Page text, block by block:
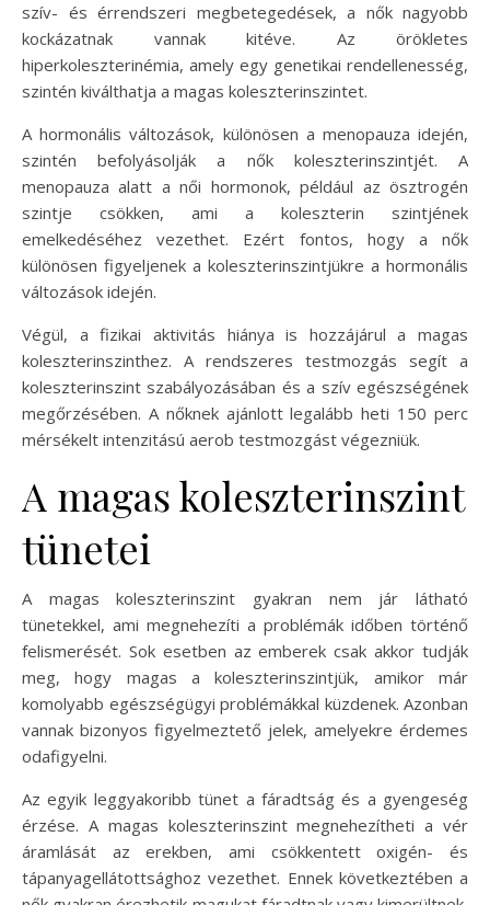
szív- és érrendszeri megbetegedések, a nők nagyobb
kockázatnak vannak kitéve. Az örökletes
hiperkoleszterinémia, amely egy genetikai rendellenesség,
szintén kiválthatja a magas koleszterinszintet.
A hormonális változások, különösen a menopauza idején,
szintén befolyásolják a nők koleszterinszintjét. A
menopauza alatt a női hormonok, például az ösztrogén
szintje csökken, ami a koleszterin szintjének
emelkedéséhez vezethet. Ezért fontos, hogy a nők
különösen figyeljenek a koleszterinszintjükre a hormonális
változások idején.
Végül, a fizikai aktivitás hiánya is hozzájárul a magas
koleszterinszinthez. A rendszeres testmozgás segít a
koleszterinszint szabályozásában és a szív egészségének
megőrzésében. A nőknek ajánlott legalább heti 150 perc
mérsékelt intenzitású aerob testmozgást végezniük.
A magas koleszterinszint
tünetei
A magas koleszterinszint gyakran nem jár látható
tünetekkel, ami megnehezíti a problémák időben történő
felismerését. Sok esetben az emberek csak akkor tudják
meg, hogy magas a koleszterinszintjük, amikor már
komolyabb egészségügyi problémákkal küzdenek. Azonban
vannak bizonyos figyelmeztető jelek, amelyekre érdemes
odafigyelni.
Az egyik leggyakoribb tünet a fáradtság és a gyengeség
érzése. A magas koleszterinszint megnehezítheti a vér
áramlását az erekben, ami csökkentett oxigén- és
tápanyagellátottsághoz vezethet. Ennek következtében a